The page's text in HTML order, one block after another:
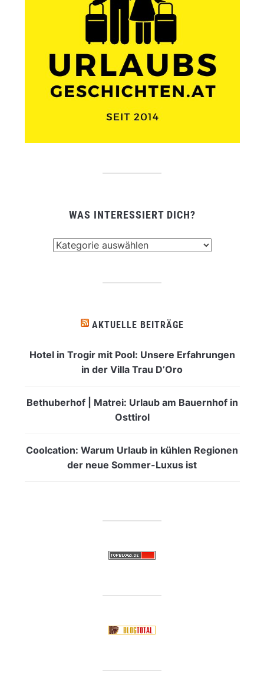
WAS INTERESSIERT DICH?
AKTUELLE BEITRÄGE
Hotel in Trogir mit Pool: Unsere Erfahrungen
in der Villa Trau D’Oro
Bethuberhof | Matrei: Urlaub am Bauernhof in
Osttirol
Coolcation: Warum Urlaub in kühlen Regionen
der neue Sommer-Luxus ist